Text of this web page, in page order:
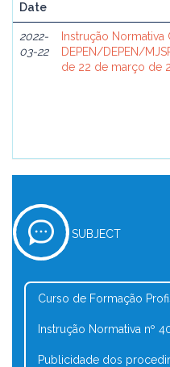
Date
2022-
03-22
Instrução Normativa
DEPEN/DEPEN/
de 22 de março de
SUBJECT
Curso de Formação
Instrução Normativa nº
Publicidade dos